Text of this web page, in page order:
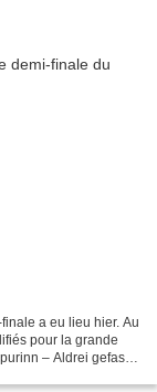
a eu lieu hier. Au
pour la grande
– Aldrei gefast